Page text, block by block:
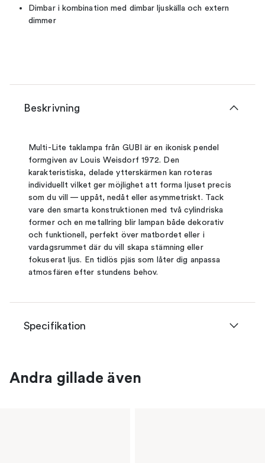
Dimbar i kombination med dimbar ljuskälla och extern
dimmer
Beskrivning
Multi-Lite taklampa från GUBI är en ikonisk pendel
formgiven av Louis Weisdorf 1972. Den
karakteristiska, delade ytterskärmen kan roteras
individuellt vilket ger möjlighet att forma ljuset precis
som du vill — uppåt, nedåt eller asymmetriskt. Tack
vare den smarta konstruktionen med två cylindriska
former och en metallring blir lampan både dekorativ
och funktionell, perfekt över matbordet eller i
vardagsrummet där du vill skapa stämning eller
fokuserat ljus. En tidlös pjäs som låter dig anpassa
atmosfären efter stundens behov.
Specifikation
Andra gillade även